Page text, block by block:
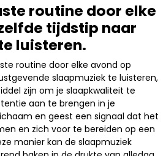
routine door elke
tijdstip naar
luisteren.
routine door elke avond op
slaapmuziek te luisteren,
zijn om je slaapkwaliteit te
aan te brengen in je
en geest een signaal dat het
en zich voor te bereiden op een
manier kan de slaapmuziek